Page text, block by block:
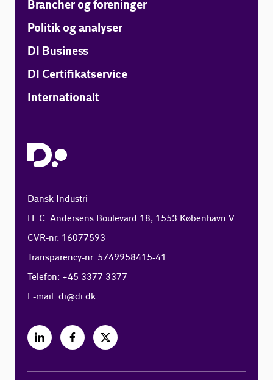
Brancher og foreninger
Politik og analyser
DI Business
DI Certifikatservice
Internationalt
Dansk Industri
H. C. Andersens Boulevard 18, 1553 København V
CVR-nr. 16077593
Transparency-nr. 5749958415-41
Telefon: +45 3377 3377
E-mail:di@di.dk